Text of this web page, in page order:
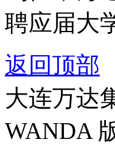
聘应届大
返回顶部
大连万达
WANDA